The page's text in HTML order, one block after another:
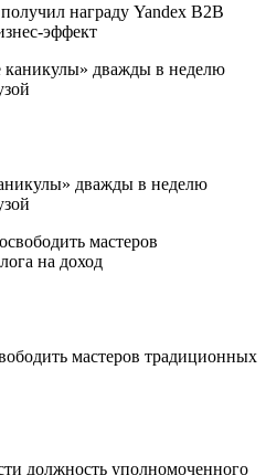
награду Yandex B2B
эффект
дважды в неделю
мастеров традиционных